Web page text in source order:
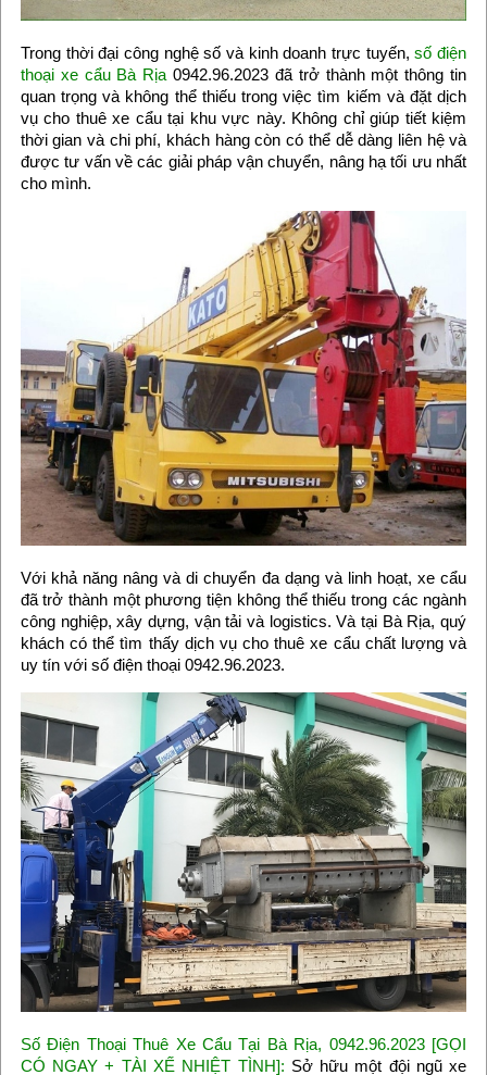
Trong thời đại công nghệ số và kinh doanh trực tuyến,số điện
thoại xe cẩu Bà Rịa 0942.96.2023 đã trở thành một thông tin
quan trọng và không thể thiếu trong việc tìm kiếm và đặt dịch
vụ cho thuê xe cẩu tại khu vực này. Không chỉ giúp tiết kiệm
thời gian và chi phí, khách hàng còn có thể dễ dàng liên hệ và
được tư vấn về các giải pháp vận chuyển, nâng hạ tối ưu nhất
cho mình.
Với khả năng nâng và di chuyển đa dạng và linh hoạt, xe cẩu
đã trở thành một phương tiện không thể thiếu trong các ngành
công nghiệp, xây dựng, vận tải và logistics. Và tại Bà Rịa, quý
khách có thể tìm thấy dịch vụ cho thuê xe cẩu chất lượng và
uy tín với số điện thoại 0942.96.2023.
Số Điện Thoại Thuê Xe Cẩu Tại Bà Rịa, 0942.96.2023 [GỌI
CÓ NGAY + TÀI XẾ NHIỆT TÌNH]: Sở hữu một đội ngũ xe